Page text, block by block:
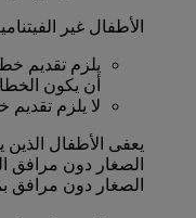
الأطفال غير
يلزم تقديم
أن يكون
لا يلزم
يعفى الأطفال
الصغار دون مرافق
الصغار دون مرافق